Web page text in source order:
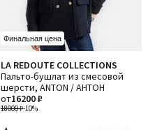
Финальная цена
LA REDOUTE COLLECTIONS
Пальто-бушлат из смесовой
шерсти, ANTON / АНТОН
18000 ₽-10%
от16200 ₽
4,5
/ 5
Количество
цветов:
2